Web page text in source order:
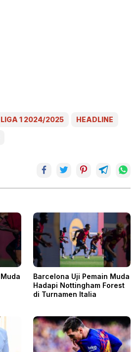
LIGA 1 2024/2025 HEADLINE
Barcelona Uji Pemain Muda
Hadapi Nottingham Forest
di Turnamen Italia